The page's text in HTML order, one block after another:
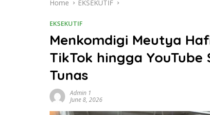
Home EKSEKUTIF
EKSEKUTIF
Menkomdigi Meutya
TikTok hingga YouTube
Tunas
Admin 1
June 8, 2026